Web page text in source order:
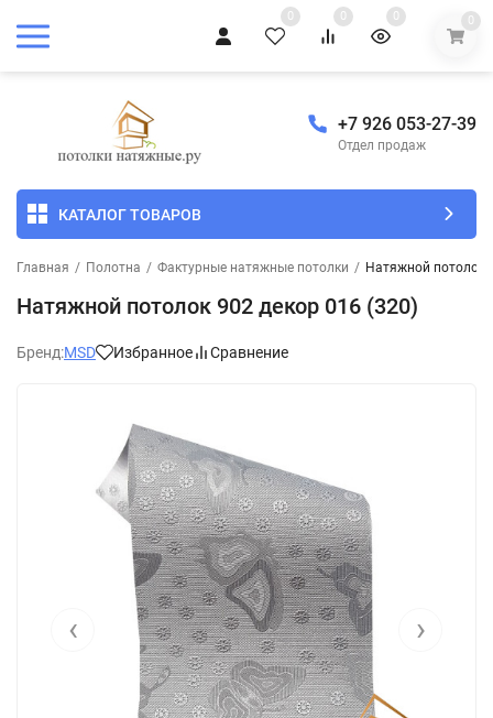
0 0 0 0
+7 926 053-27-39
Отдел продаж
КАТАЛОГ ТОВАРОВ
Главная / Полотна / Фактурные натяжные потолки / Натяжной потолок
Натяжной потолок 902 декор 016 (320)
Бренд:MSD Избранное Сравнение
‹ ›